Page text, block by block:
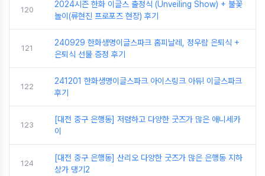
120
2024시즌 한화 이글스 출정식 (Unveiling Show) + 불꽃
놀이(류현진 프로포즈 현장) 후기
121
240929 한화생명이글스파크 홈피날레, 정우람 은퇴식 +
은퇴식 선물 증정 후기
122
241201 한화생명이글스파크 아이스링크 아듀! 이글스파크
후기
123
[대전 중구 은행동] 저렴하고 다양한 굿즈가 많은 애니세카
이
124
[대전 중구 은행동] 산리오 다양한 굿즈가 많은 은행동 지하
상가 댕기2